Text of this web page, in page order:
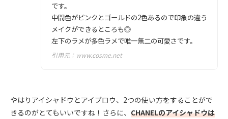
です。
中間色がピンクとゴールドの2色あるので印象の違う
メイクができるところも◎
左下のラメが多色ラメで唯一無二の可愛さです。
引用元： www.cosme.net
やはりアイシャドウとアイブロウ、2つの使い方をすることがで
きるのがとてもいいですね！さらに、 CHANELのアイシャドウは